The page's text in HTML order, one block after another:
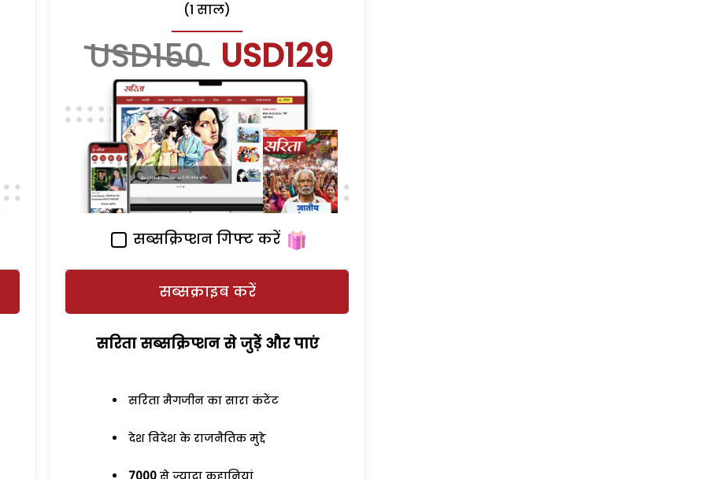
(1 साल)
USD150 USD129
सब्सक्रिप्शन गिफ्ट करें
सब्सक्राइब करें
सरिता सब्सक्रिप्शन से जुड़ेें और पाएं
सरिता मैगजीन का सारा कंटेंट
देश विदेश के राजनैतिक मुद्दे